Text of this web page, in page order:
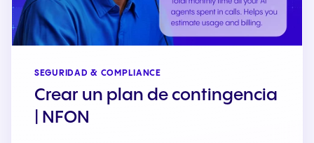
SEGURIDAD & COMPLIANCE
Crear un plan de contingencia
| NFON